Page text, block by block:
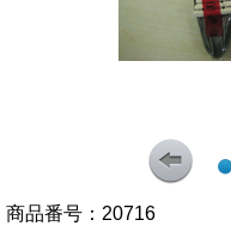
商品番号： 20716